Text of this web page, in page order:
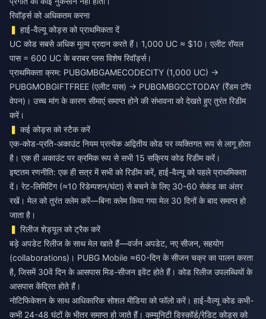
रिवॉर्ड्स को अधिकतम करना
हाई-वैल्यू कोड्स को प्राथमिकता दें
UC कोड सबसे अधिक मूल्य प्रदान करते हैं। 1,000 UC ≈ $10। एलीट रॉयल
पास = 600 UC के बराबर प्लस विशेष रिवॉर्ड्स।
प्राथमिकता क्रम: PUBGMBGAMECODECITY (1,000 UC) →
PUBGMOBGIFTFREE (एलीट पास) → PUBGMBGCCTODAY (रैंडम टॉप
वेपन)। उच्च मांग के कारण सीमाएं समाप्त होने की संभावना को देखते हुए तुरंत रिडीम
करें।
कई कोड्स को स्टैक करें
एक-कोड-प्रति-अकाउंट नियम प्रत्येक अद्वितीय कोड पर व्यक्तिगत रूप से लागू होता
है। एक ही अकाउंट पर क्रमिक रूप से सभी 15 सक्रिय कोड रिडीम करें।
इष्टतम रणनीति: एक ही सत्र में सभी को रिडीम करें, हाई-वैल्यू को पहले प्राथमिकता
दें। रेट-लिमिटिंग (≈10 रिडेम्पशन/घंटा) से बचने के लिए 30-60 सेकंड का अंतर
रखें। मेल को तुरंत क्लेम करें—बिना क्लेम किया गया मेल 30 दिनों के बाद समाप्त हो
जाता है।
रिलीज शेड्यूल को ट्रैक करें
बड़े अपडेट रिलीज के साथ मेल खाते हैं—वर्जन अपडेट, नए सीजन, सहयोग
(collaborations)। PUBG Mobile ≈60-दिन के सीजन चक्र का पालन करता
है, जिसमें 30वें दिन के आसपास मिड-सीजन इवेंट होते हैं। कोड रिलीज उपलब्धियों के
आसपास केंद्रित होते हैं।
नोटिफिकेशन के साथ आधिकारिक सोशल मीडिया को फॉलो करें। हाई-वैल्यू कोड कभी-
कभी 24-48 घंटों के भीतर समाप्त हो जाते हैं। कम्युनिटी डिस्कॉर्ड/रेडिट कोड्स को